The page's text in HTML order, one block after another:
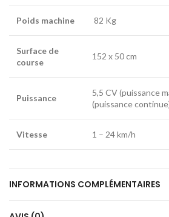
Poids machine 82 Kg
Surface de
course
152 x 50 cm
Puissance
5,5 CV (puissance
(puissance
Vitesse 1 – 24 km/h
INFORMATIONS COMPLÉMENTAIRES